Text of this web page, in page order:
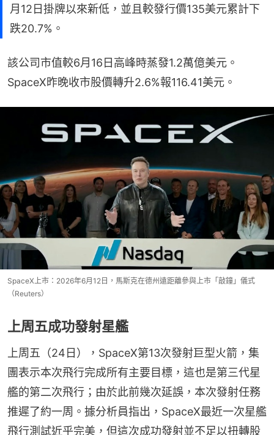
月12日掛牌以來新低，並且較發行價135美元累計下
跌20.7%。
該公司市值較6月16日高峰時蒸發1.2萬億美元。
SpaceX昨晚收市股價轉升2.6%報116.41美元。
SpaceX上市：2026年6月12日，馬斯克在德州遠距離參與上市「敲鐘」儀式
（Reuters）
上周五成功發射星艦
上周五（24日），SpaceX第13次發射巨型火箭，集
團表示本次飛行完成所有主要目標，這也是第三代星
艦的第二次飛行；由於此前幾次延誤，本次發射任務
推遲了約一周。據分析員指出，SpaceX最近一次星艦
飛行測試近乎完美，但這次成功發射並不足以扭轉股